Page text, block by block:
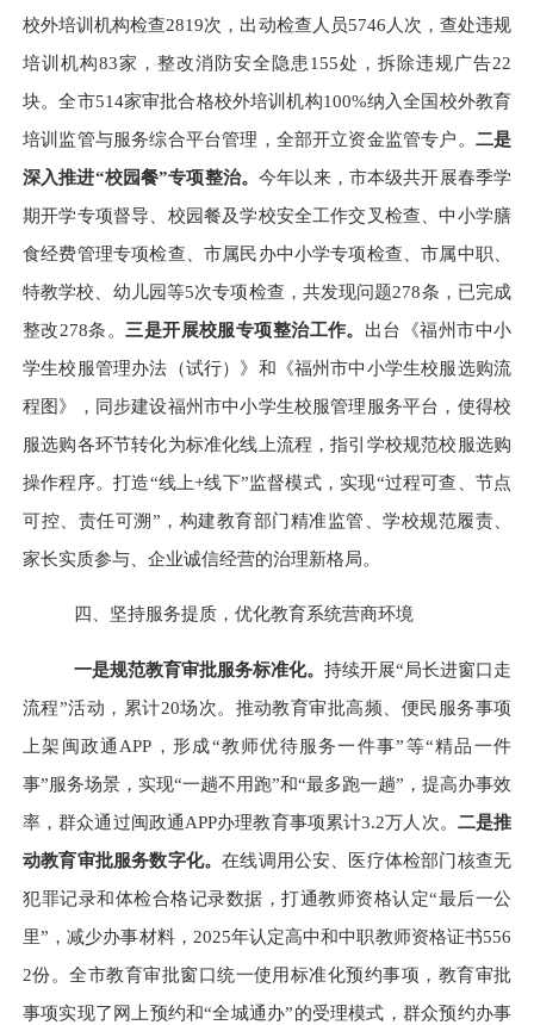
校外培训机构检查2819次，出动检查人员5746人次，查处违规
培训机构83家，整改消防安全隐患155处，拆除违规广告22
块。全市514家审批合格校外培训机构100%纳入全国校外教育
培训监管与服务综合平台管理，全部开立资金监管专户。 二是
深入推进“校园餐”专项整治。今年以来，市本级共开展春季学
期开学专项督导、校园餐及学校安全工作交叉检查、中小学膳
食经费管理专项检查、市属民办中小学专项检查、市属中职、
特教学校、幼儿园等5次专项检查，共发现问题278条，已完成
整改278条。 三是开展校服专项整治工作。 出台《福州市中小
学生校服管理办法（试行）》和《福州市中小学生校服选购流
程图》，同步建设福州市中小学生校服管理服务平台，使得校
服选购各环节转化为标准化线上流程，指引学校规范校服选购
操作程序。打造“线上+线下”监督模式，实现“过程可查、节点
可控、责任可溯”，构建教育部门精准监管、学校规范履责、
家长实质参与、企业诚信经营的治理新格局。
四、 坚持服务提质，优化教育系统营商环境
一是规范教育审批服务标准化。 持续开展“局长进窗口走
流程”活动，累计20场次。推动教育审批高频、便民服务事项
上架闽政通APP，形成“教师优待服务一件事”等“精品一件
事”服务场景，实现“一趟不用跑”和“最多跑一趟”，提高办事效
率，群众通过闽政通APP办理教育事项累计3.2万人次。 二是推
动教育审批服务数字化。在线调用公安、医疗体检部门核查无
犯罪记录和体检合格记录数据，打通教师资格认定“最后一公
里”，减少办事材料，2025年认定高中和中职教师资格证书556
2份。全市教育审批窗口统一使用标准化预约事项，教育审批
事项实现了网上预约和“全城通办”的受理模式，群众预约办事